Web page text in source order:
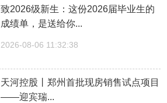
致2026级新生：这份2026届毕业生的
成绩单，是送给你...
2026-08-06 11:32:38
天河控股丨郑州首批现房销售试点项目
——迎宾瑞...